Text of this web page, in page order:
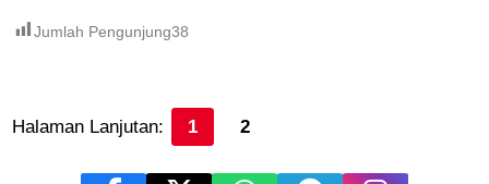
Jumlah Pengunjung38
Halaman Lanjutan: 1 2